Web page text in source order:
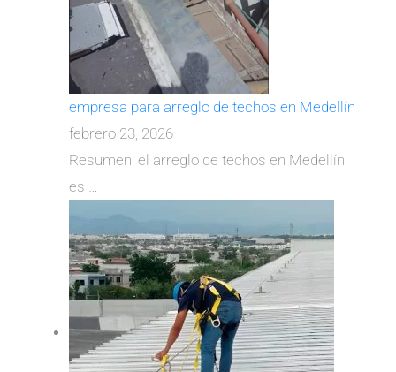
empresa para arreglo de techos en Medellín
febrero 23, 2026
Resumen: el arreglo de techos en Medellín
es …